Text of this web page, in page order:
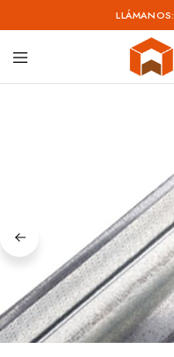
LLÁMANOS:
Materiales